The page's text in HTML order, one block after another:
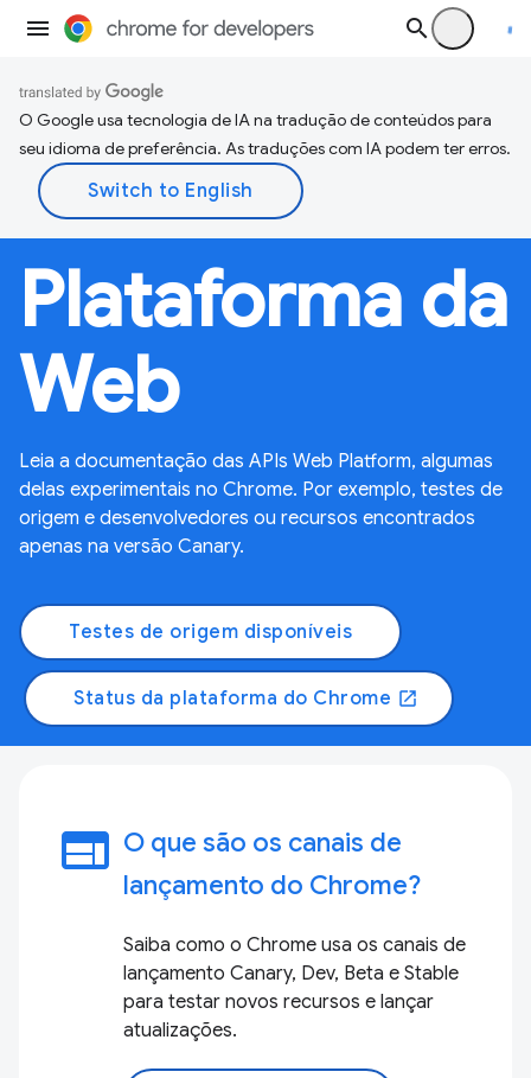
O Google usa tecnologia de IA na tradução de conteúdos para
seu idioma de preferência. As traduções com IA podem ter erros.
Plataforma da
Web
Leia a documentação das APIs Web Platform, algumas
delas experimentais no Chrome. Por exemplo, testes de
origem e desenvolvedores ou recursos encontrados
apenas na versão Canary.
Testes de origem disponíveis
Status da plataforma do Chrome open_in_new
web O que são os canais de
lançamento do Chrome?
Saiba como o Chrome usa os canais de
lançamento Canary, Dev, Beta e Stable
para testar novos recursos e lançar
atualizações.